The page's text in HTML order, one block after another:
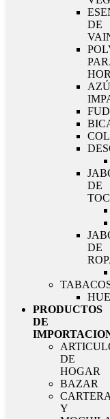
DE
DE
DE
PRODUCTOS
DE
DE
HOGAR
BAZAR
Y